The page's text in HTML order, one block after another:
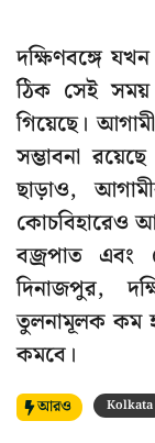
দক্ষিণবঙ্গে
ঠিক সেই সময়
গিয়েছে।
সম্ভাবনা
ছাড়াও,
কোচবিহারেও
বজ্রপাত এবং
দিনাজপুর,
তুলনামূলক কম
কমবে।
আরও Kolkata